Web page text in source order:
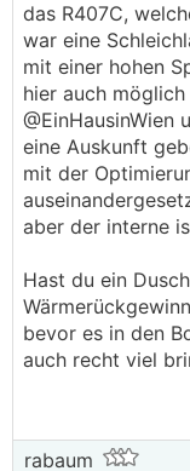
──────..
Markus98
Wärmepumpe
Warmwasser
Da müsste ich
Spreizung
irgendeinem
Wasser von
das Fazit kann
das R407C,
war eine
mit einer hohen
hier auch
@EinHausinWien
eine Auskunft
mit der
aber der interne
Hast du ein
bevor es in den
auch recht viel
rabaum